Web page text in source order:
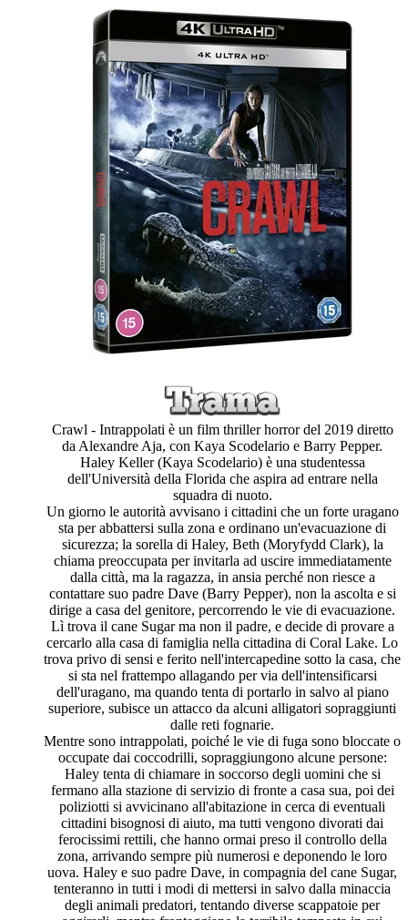
Crawl - Intrappolati è un film thriller horror del 2019 diretto
da Alexandre Aja, con Kaya Scodelario e Barry Pepper.
Haley Keller (Kaya Scodelario) è una studentessa
dell'Università della Florida che aspira ad entrare nella
squadra di nuoto.
Un giorno le autorità avvisano i cittadini che un forte uragano
sta per abbattersi sulla zona e ordinano un'evacuazione di
sicurezza; la sorella di Haley, Beth (Moryfydd Clark), la
chiama preoccupata per invitarla ad uscire immediatamente
dalla città, ma la ragazza, in ansia perché non riesce a
contattare suo padre Dave (Barry Pepper), non la ascolta e si
dirige a casa del genitore, percorrendo le vie di evacuazione.
Lì trova il cane Sugar ma non il padre, e decide di provare a
cercarlo alla casa di famiglia nella cittadina di Coral Lake. Lo
trova privo di sensi e ferito nell'intercapedine sotto la casa, che
si sta nel frattempo allagando per via dell'intensificarsi
dell'uragano, ma quando tenta di portarlo in salvo al piano
superiore, subisce un attacco da alcuni alligatori sopraggiunti
dalle reti fognarie.
Mentre sono intrappolati, poiché le vie di fuga sono bloccate o
occupate dai coccodrilli, sopraggiungono alcune persone:
Haley tenta di chiamare in soccorso degli uomini che si
fermano alla stazione di servizio di fronte a casa sua, poi dei
poliziotti si avvicinano all'abitazione in cerca di eventuali
cittadini bisognosi di aiuto, ma tutti vengono divorati dai
ferocissimi rettili, che hanno ormai preso il controllo della
zona, arrivando sempre più numerosi e deponendo le loro
uova. Haley e suo padre Dave, in compagnia del cane Sugar,
tenteranno in tutti i modi di mettersi in salvo dalla minaccia
degli animali predatori, tentando diverse scappatoie per